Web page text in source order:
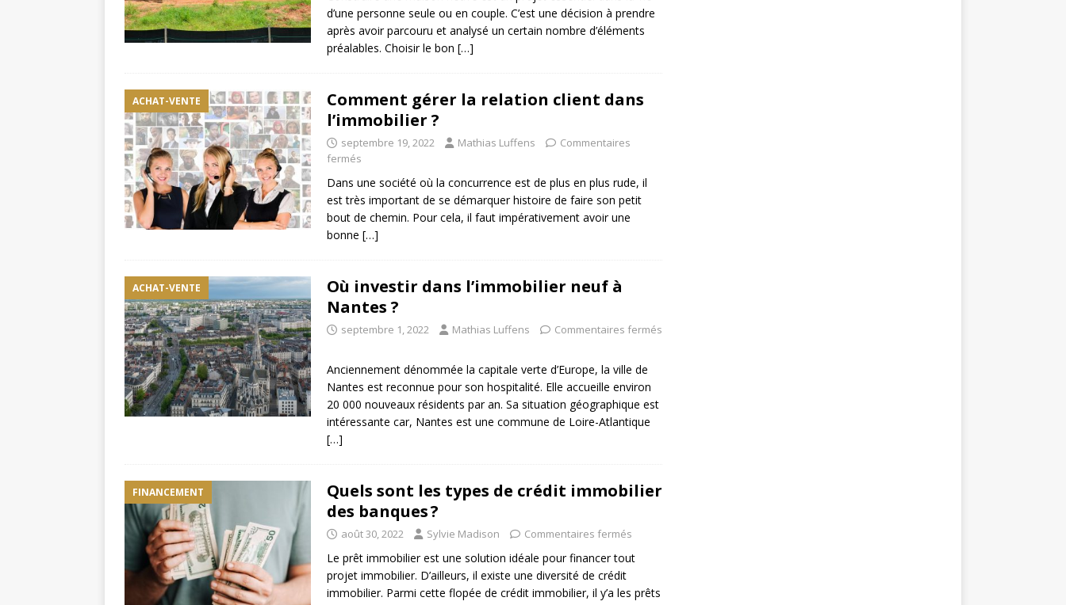
d’une personne seule ou en couple. C’est une décision à prendre
après avoir parcouru et analysé un certain nombre d’éléments
préalables. Choisir le bon […]
ACHAT-VENTE
Comment gérer la relation client dans
l’immobilier ?
septembre 19, 2022 Mathias Luffens
Commentaires
fermés
Dans une société où la concurrence est de plus en plus rude, il
est très important de se démarquer histoire de faire son petit
bout de chemin. Pour cela, il faut impérativement avoir une
bonne […]
ACHAT-VENTE
Où investir dans l’immobilier neuf à
Nantes ?
septembre 1, 2022 Mathias Luffens Commentaires fermés
Anciennement dénommée la capitale verte d’Europe, la ville de
Nantes est reconnue pour son hospitalité. Elle accueille environ
20 000 nouveaux résidents par an. Sa situation géographique est
intéressante car, Nantes est une commune de Loire-Atlantique
[…]
FINANCEMENT
Quels sont les types de crédit immobilier
des banques ?
août 30, 2022 Sylvie Madison Commentaires fermés
Le prêt immobilier est une solution idéale pour financer tout
projet immobilier. D’ailleurs, il existe une diversité de crédit
immobilier. Parmi cette flopée de crédit immobilier, il y’a les prêts